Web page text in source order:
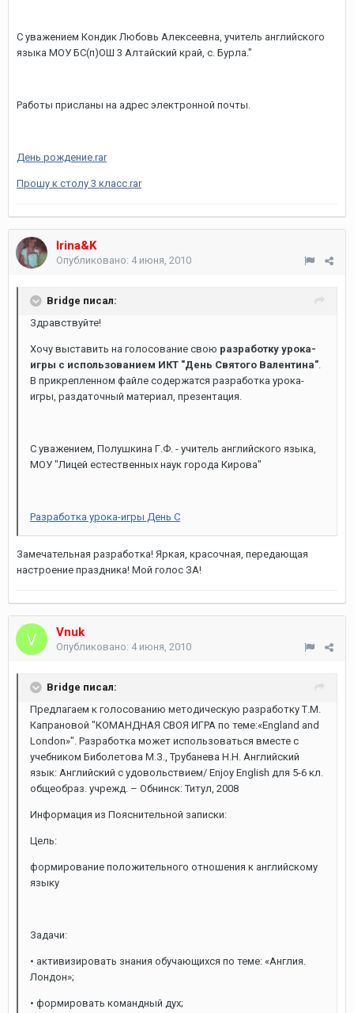
С уважением Кондик Любовь Алексеевна, учитель английского
языка МОУ БС(п)ОШ 3 Алтайский край, с. Бурла."
Работы присланы на адрес электронной почты.
День рождение.rar
Прошу к столу 3 класс.rar
Irina&K
Опубликовано: 4 июня, 2010
Bridge писал:
Здравствуйте!
Хочу выставить на голосование свою разработку урока-
игры с использованием ИКТ "День Святого Валентина".
В прикрепленном файле содержатся разработка урока-
игры, раздаточный материал, презентация.
С уважением, Полушкина Г.Ф. - учитель английского языка,
МОУ "Лицей естественных наук города Кирова"
Разработка урока-игры День С
Замечательная разработка! Яркая, красочная, передающая
настроение праздника! Мой голос ЗА!
Vnuk
Опубликовано: 4 июня, 2010
Bridge писал:
Предлагаем к голосованию методическую разработку Т.М.
Капрановой "КОМАНДНАЯ СВОЯ ИГРА по теме:«England and
London»". Разработка может использоваться вместе с
учебником Биболетова М.З., Трубанева Н.Н. Английский
язык: Английский с удовольствием/ Enjoy English для 5-6 кл.
общеобраз. учрежд. – Обнинск: Титул, 2008
Информация из Пояснительной записки:
Цель:
формирование положительного отношения к английскому
языку
Задачи:
• активизировать знания обучающихся по теме: «Англия.
Лондон»;
• формировать командный дух;